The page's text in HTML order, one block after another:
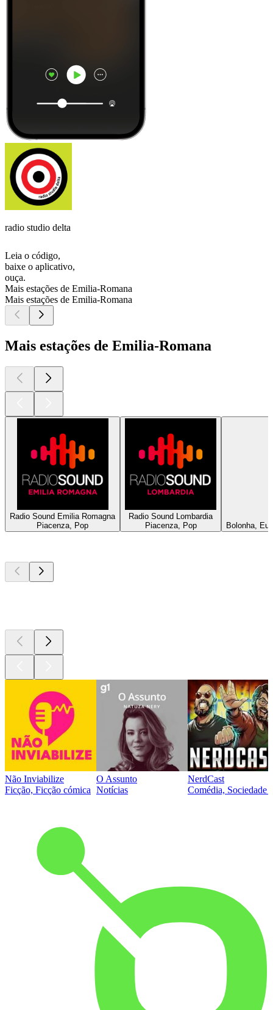
radio studio delta
Leia o código,
baixe o aplicativo,
ouça.
Mais estações de Emilia-Romana
Mais estações de Emilia-Romana
Mais estações de Emilia-Romana
Radio Sound Emilia Romagna
Piacenza, Pop
Radio Sound Lombardia
Piacenza, Pop
Bolonha,
Não Inviabilize
Ficção, Ficção cómica
O Assunto
Notícias
NerdCast
Comédia, Sociedade